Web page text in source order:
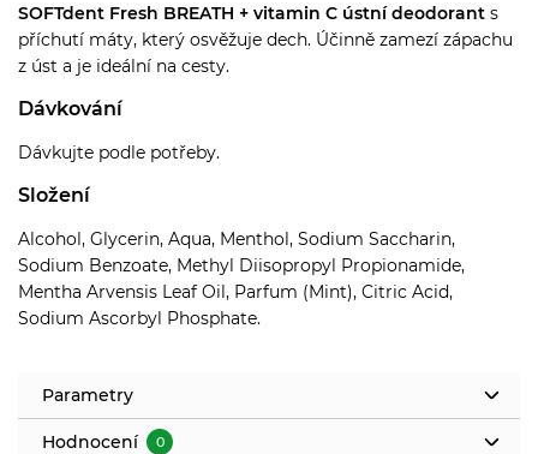
SOFTdent Fresh BREATH + vitamin C ústní deodorant s
příchutí máty, který osvěžuje dech. Účinně zamezí zápachu
z úst a je ideální na cesty.
Dávkování
Dávkujte podle potřeby.
Složení
Alcohol, Glycerin, Aqua, Menthol, Sodium Saccharin,
Sodium Benzoate, Methyl Diisopropyl Propionamide,
Mentha Arvensis Leaf Oil, Parfum (Mint), Citric Acid,
Sodium Ascorbyl Phosphate.
Parametry
Hodnocení 0